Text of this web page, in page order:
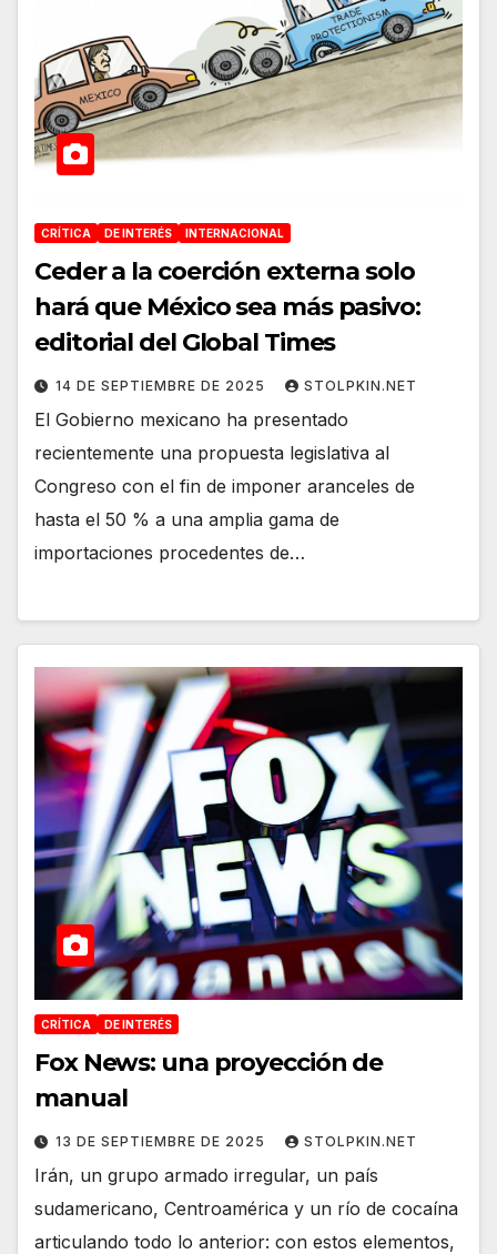
CRÍTICA DE INTERÉS INTERNACIONAL
Ceder a la coerción externa solo
hará que México sea más pasivo:
editorial del Global Times
14 DE SEPTIEMBRE DE 2025 STOLPKIN.NET
El Gobierno mexicano ha presentado
recientemente una propuesta legislativa al
Congreso con el fin de imponer aranceles de
hasta el 50 % a una amplia gama de
importaciones procedentes de…
CRÍTICA DE INTERÉS
Fox News: una proyección de
manual
13 DE SEPTIEMBRE DE 2025 STOLPKIN.NET
Irán, un grupo armado irregular, un país
sudamericano, Centroamérica y un río de cocaína
articulando todo lo anterior: con estos elementos,